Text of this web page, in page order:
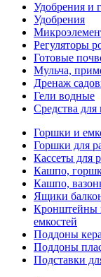
Удобрения и
Удобрения
Регуляторы
Готовые
Мульча,
Дренаж
Гели водные
Средства
Горшки и
Горшки для
Кассеты для
Кашпо,
Кашпо,
Ящики
Кронштейны
емкостей
Поддоны
Поддоны
Подставки